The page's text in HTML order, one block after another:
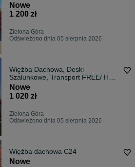
Nowe
1 200 zł
Zielona Góra
Odświeżono dnia 05 sierpnia 2026
Więźba Dachowa, Deski
Szalunkowe, Transport FREE/ HDS
/ Najlepsza CENA
Nowe
1 020 zł
Zielona Góra
Odświeżono dnia 05 sierpnia 2026
Więźba dachowa C24
Nowe